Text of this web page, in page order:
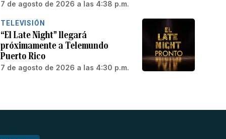
7 de agosto de 2026 a las 4:38 p.m.
TELEVISIÓN
“El Late Night” llegará
próximamente a Telemundo
Puerto Rico
7 de agosto de 2026 a las 4:30 p.m.